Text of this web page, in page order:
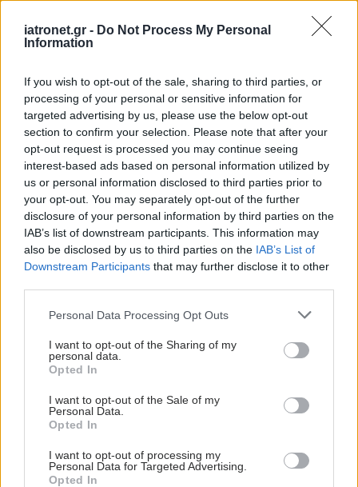
iatronet.gr - Do Not Process My Personal
Information
If you wish to opt-out of the sale, sharing to third parties, or
processing of your personal or sensitive information for
targeted advertising by us, please use the below opt-out
section to confirm your selection. Please note that after your
opt-out request is processed you may continue seeing
interest-based ads based on personal information utilized by
us or personal information disclosed to third parties prior to
your opt-out. You may separately opt-out of the further
disclosure of your personal information by third parties on the
IAB’s list of downstream participants. This information may
also be disclosed by us to third parties on the IAB’s List of
Downstream Participants that may further disclose it to other
Please note that this website/app uses one or more Google
not limited to your visit or usage behaviour. You may click to
grant or deny consent to Google and its third-party tags to
use your data for below specified purposes in below Google
consent section.
Personal Data Processing Opt Outs
I want to opt-out of the Sharing of my
personal data.
Opted In
I want to opt-out of the Sale of my
Personal Data.
Opted In
I want to opt-out of processing my
Personal Data for Targeted Advertising.
Opted In
Νέα εποχή στη θεραπεία
μυελώματος:
Χημειοθεραπεία και στο
Καθηγητής Δημόπουλος
- Πολλαπλό μυέλωμα:
Νέες θεραπείες αλλάζουν
ριζικά την πρόγνωση της
νόσου
Θετικά στοιχεία από
δοκιμή τελικού σταδίου
καρκίνου στο αίμα
μυέλωμα: "Ελπίζουμε
πως σύντομα θα μιλάμε